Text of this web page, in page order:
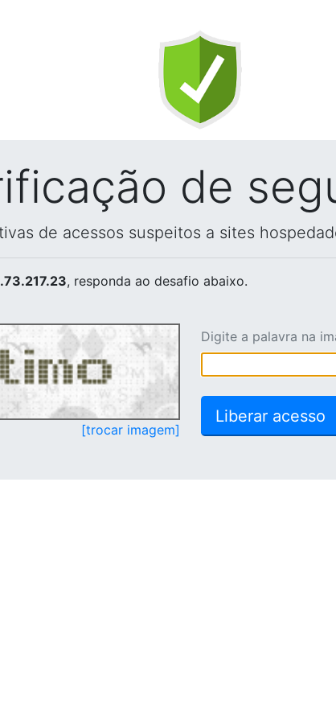
de
de acessos suspeitos a sites
, responda ao desafio abaixo.
[trocar imagem]
Digite a palavra na